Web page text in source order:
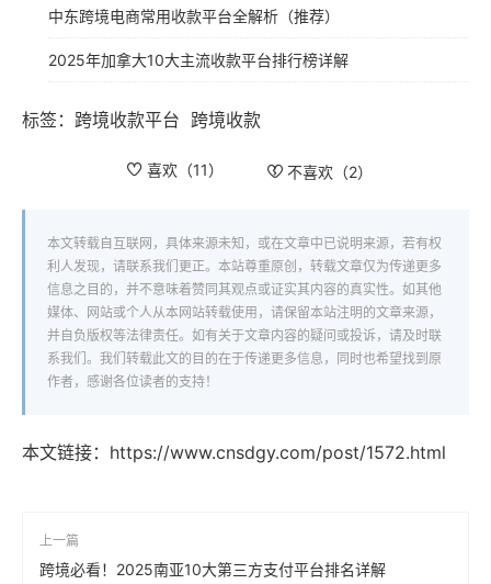
中东跨境电商常用收款平台全解析（推荐）
2025年加拿大10大主流收款平台排行榜详解
标签： 跨境收款平台 跨境收款
喜欢（11） 不喜欢（2）
本文转载自互联网，具体来源未知，或在文章中已说明来源，若有权
利人发现，请联系我们更正。本站尊重原创，转载文章仅为传递更多
信息之目的，并不意味着赞同其观点或证实其内容的真实性。如其他
媒体、网站或个人从本网站转载使用，请保留本站注明的文章来源，
并自负版权等法律责任。如有关于文章内容的疑问或投诉，请及时联
系我们。我们转载此文的目的在于传递更多信息，同时也希望找到原
作者，感谢各位读者的支持！
本文链接： https://www.cnsdgy.com/post/1572.html
上一篇
跨境必看！2025南亚10大第三方支付平台排名详解